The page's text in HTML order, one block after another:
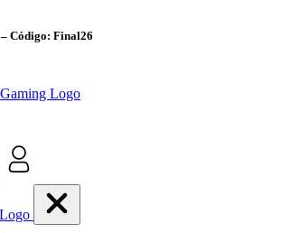
– Código: Final26